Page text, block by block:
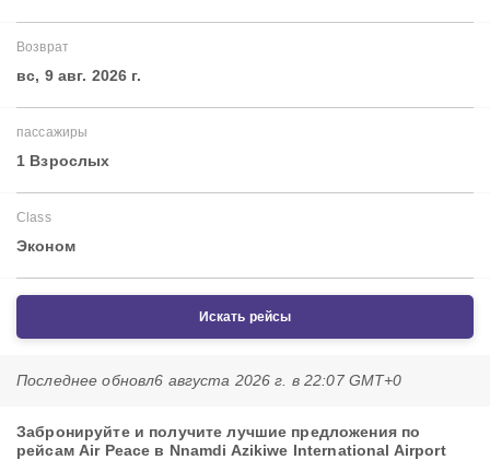
Возврат
вс, 9 авг. 2026 г.
пассажиры
1 Взрослых
Class
Эконом
Искать рейсы
Последнее обновл6 августа 2026 г. в 22:07 GMT+0
Забронируйте и получите лучшие предложения по
рейсам Air Peace в Nnamdi Azikiwe International Airport